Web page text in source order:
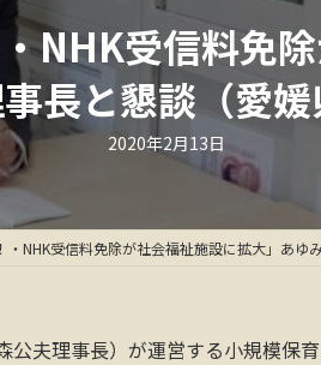
NHK受信料免
長と懇談（愛媛
最
終
時
:
2020年2月13日
・NHK受信料免除が社会福祉施設に拡大」あゆ
夫理事長）が運営する小規模保